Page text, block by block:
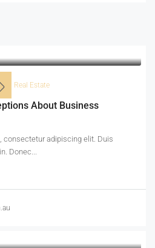
Real Estate
About Business
consectetur adipiscing elit. Duis
Donec...